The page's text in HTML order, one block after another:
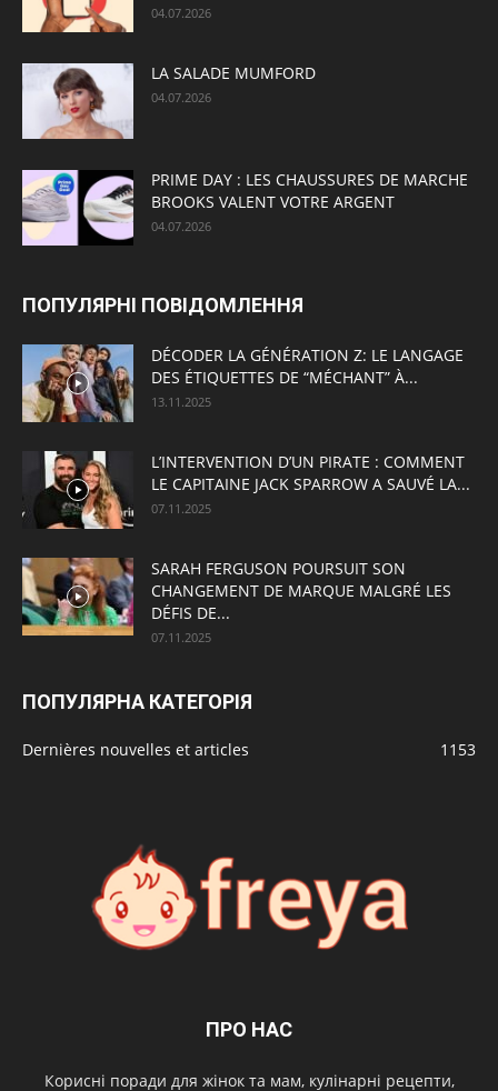
04.07.2026
LA SALADE MUMFORD
04.07.2026
PRIME DAY : LES CHAUSSURES DE MARCHE
BROOKS VALENT VOTRE ARGENT
04.07.2026
ПОПУЛЯРНІ ПОВІДОМЛЕННЯ
DÉCODER LA GÉNÉRATION Z: LE LANGAGE
DES ÉTIQUETTES DE “MÉCHANT” À...
13.11.2025
L’INTERVENTION D’UN PIRATE : COMMENT
LE CAPITAINE JACK SPARROW A SAUVÉ LA...
07.11.2025
SARAH FERGUSON POURSUIT SON
CHANGEMENT DE MARQUE MALGRÉ LES
DÉFIS DE...
07.11.2025
ПОПУЛЯРНА КАТЕГОРІЯ
Dernières nouvelles et articles 1153
ПРО НАС
Корисні поради для жінок та мам, кулінарні рецепти,